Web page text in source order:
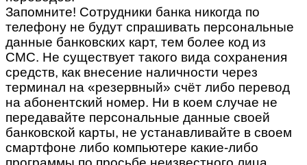
Запомните! Сотрудники банка никогда по
телефону не будут спрашивать персональные
данные банковских карт, тем более код из
СМС. Не существует такого вида сохранения
средств, как внесение наличности через
терминал на «резервный» счёт либо перевод
на абонентский номер. Ни в коем случае не
передавайте персональные данные своей
банковской карты, не устанавливайте в своем
смартфоне либо компьютере какие-либо